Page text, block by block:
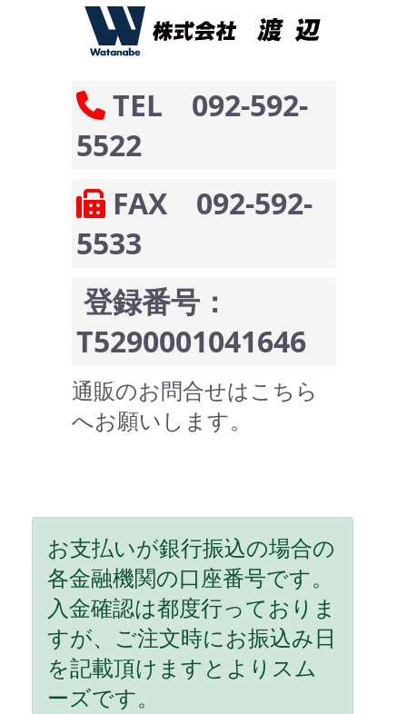
TEL 092-592-
5522
FAX 092-592-
5533
登録番号：
T5290001041646
通販のお問合せはこちら
へお願いします。
お支払いが銀行振込の場合の
各金融機関の口座番号です。
入金確認は都度行っておりま
すが、ご注文時にお振込み日
を記載頂けますとよりスム
ーズです。